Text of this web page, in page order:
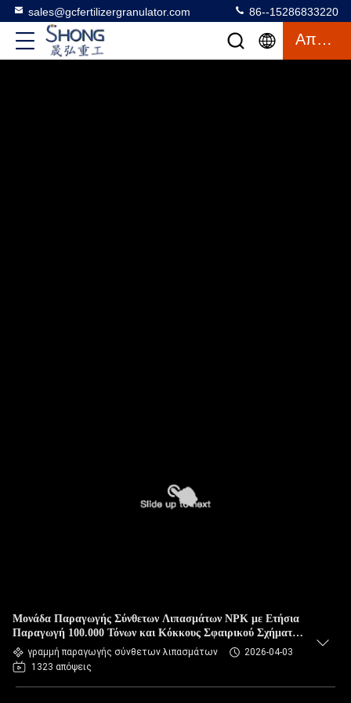
sales@gcfertilizergranulator.com 86--15286833220
Απόσπασμα
Μονάδα Παραγωγής Σύνθετων Λιπασμάτων NPK με Ετήσια
Παραγωγή 100.000 Τόνων και Κόκκους Σφαιρικού Σχήματος
1-10mm
γραμμή παραγωγής σύνθετων λιπασμάτων
2026-04-03
1323 απόψεις